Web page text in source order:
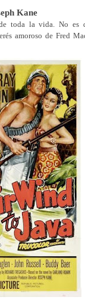
Kane
toda la vida. No es
amoroso de Fred